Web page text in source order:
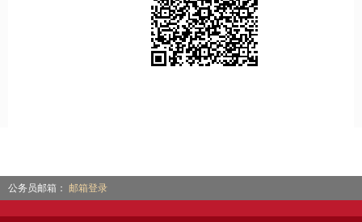
公务员邮箱： 邮箱登录